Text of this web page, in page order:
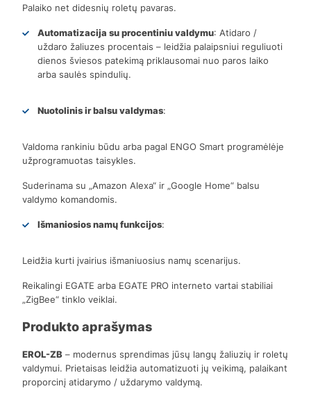
Palaiko net didesnių roletų pavaras.
Automatizacija su procentiniu valdymu: Atidaro /
uždaro žaliuzes procentais – leidžia palaipsniui reguliuoti
dienos šviesos patekimą priklausomai nuo paros laiko
arba saulės spindulių.
Nuotolinis ir balsu valdymas:
Valdoma rankiniu būdu arba pagal ENGO Smart programėlėje
užprogramuotas taisykles.
Suderinama su „Amazon Alexa“ ir „Google Home“ balsu
valdymo komandomis.
Išmaniosios namų funkcijos:
Leidžia kurti įvairius išmaniuosius namų scenarijus.
Reikalingi EGATE arba EGATE PRO interneto vartai stabiliai
„ZigBee“ tinklo veiklai.
Produkto aprašymas
EROL-ZB – modernus sprendimas jūsų langų žaliuzių ir roletų
valdymui. Prietaisas leidžia automatizuoti jų veikimą, palaikant
proporcinį atidarymo / uždarymo valdymą.